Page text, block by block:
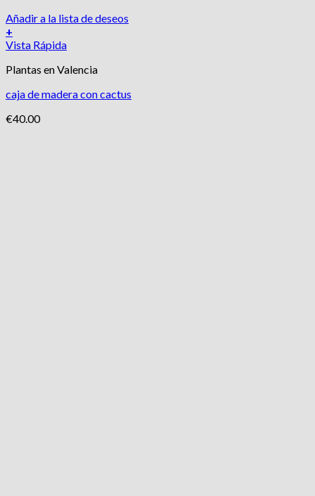
Añadir a la lista de deseos
+
Vista Rápida
Plantas en Valencia
caja de madera con cactus
€40.00